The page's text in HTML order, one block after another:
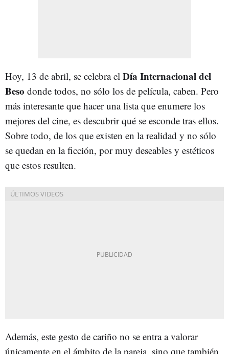
Hoy, 13 de abril, se celebra el Día Internacional del
Beso donde todos, no sólo los de película, caben. Pero
más interesante que hacer una lista que enumere los
mejores del cine, es descubrir qué se esconde tras ellos.
Sobre todo, de los que existen en la realidad y no sólo
se quedan en la ficción, por muy deseables y estéticos
que estos resulten.
Además, este gesto de cariño no se entra a valorar
únicamente en el ámbito de la pareja, sino que también